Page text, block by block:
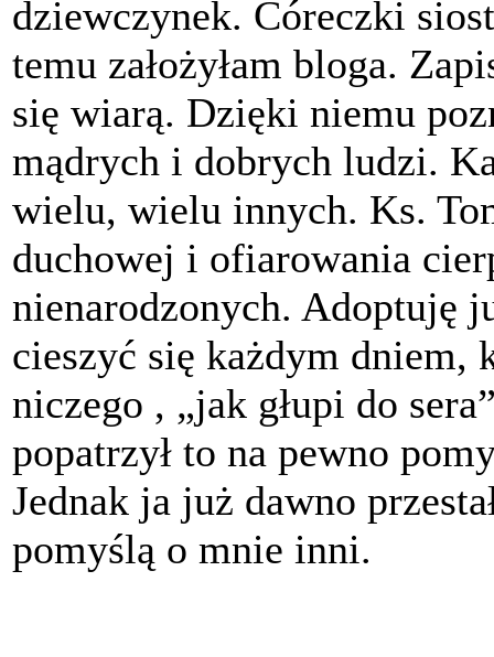
dziewczynek. Córeczki
temu założyłam bloga.
się wiarą. Dzięki niemu
mądrych i dobrych ludzi.
wielu, wielu innych. Ks.
duchowej i ofiarowania
nienarodzonych. Adoptuję
cieszyć się każdym dniem,
niczego , „jak głupi do
popatrzył to na pewno
Jednak ja już dawno
pomyślą o mnie inni.